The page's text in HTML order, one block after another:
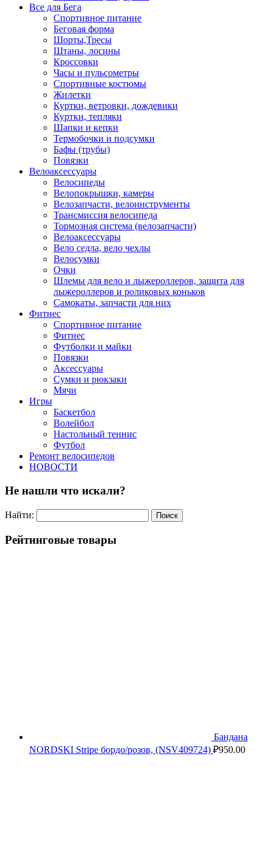
Все для Бега
Спортивное питание
Беговая форма
Шорты,Тресы
Штаны, лосины
Кроссовки
Часы и пульсометры
Спортивные костюмы
Жилетки
Куртки, ветровки, дождевики
Куртки, тепляки
Шапки и кепки
Термобочки и подсумки
Бафы (трубы)
Повязки
Велоаксессуары
Велосипеды
Велопокрышки, камеры
Велозапчасти, велоинструменты
Трансмиссия велосипеда
Тормозная система (велозапчасти)
Велоаксессуары
Вело седла, вело чехлы
Велосумки
Очки
Шлемы для вело и лыжероллеров, защита для
лыжероллеров и роликовых коньков
Самокаты, запчасти для них
Фитнес
Спортивное питание
Фитнес
Футболки и майки
Повязки
Аксессуары
Сумки и рюкзаки
Мячи
Игры
Баскетбол
Волейбол
Настольный теннис
Футбол
Ремонт велосипедов
НОВОСТИ
Не нашли что искали?
Найти:
Рейтинговые товары
Бандана
NORDSKI Stripe бордо/розов, (NSV409724) ₽950.00